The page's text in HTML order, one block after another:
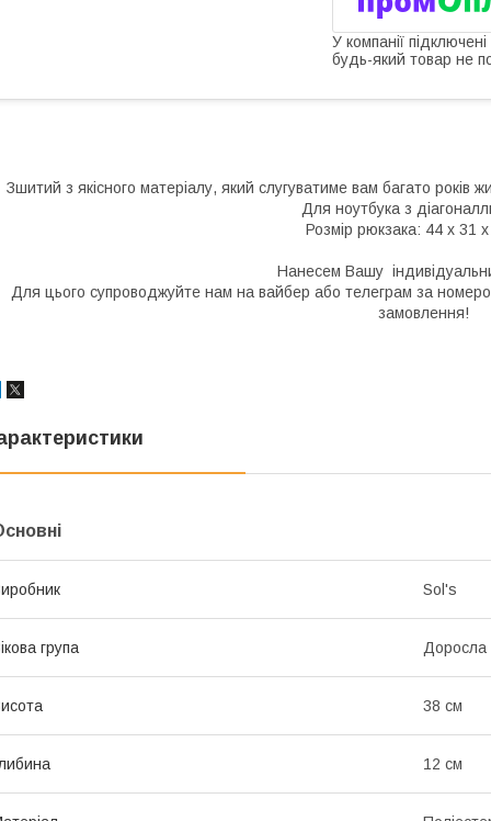
У компанії
будь-який товар не
Зшитий з якісного матеріалу, який слугуватиме вам багато
Для ноутбука з
Розмір рюкзака: 44 х 31
Нанесем Вашу
Для цього супроводжуйте нам на вайбер або телеграм за
замовлення!
Sol's
група Доросла
38 см
12 см